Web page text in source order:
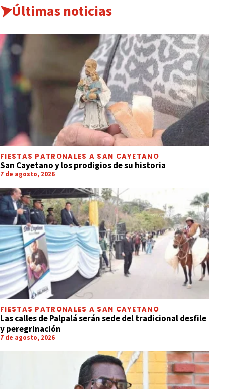
Últimas noticias
FIESTAS PATRONALES A SAN CAYETANO
San Cayetano y los prodigios de su historia
7 de agosto, 2026
FIESTAS PATRONALES A SAN CAYETANO
Las calles de Palpalá serán sede del tradicional desfile
y peregrinación
7 de agosto, 2026